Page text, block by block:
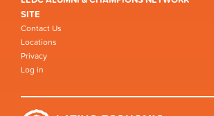
SITE
Contact Us
Locations
Privacy
Log in